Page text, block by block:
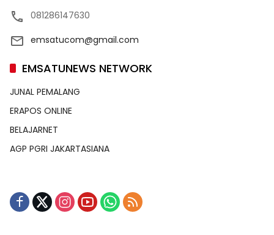
081286147630
emsatucom@gmail.com
EMSATUNEWS NETWORK
JUNAL PEMALANG
ERAPOS ONLINE
BELAJARNET
AGP PGRI JAKARTASIANA